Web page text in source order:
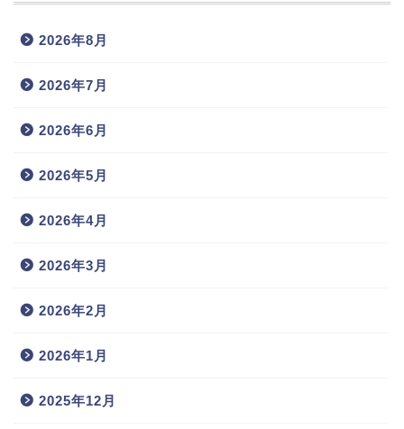
2026年8月
2026年7月
2026年6月
2026年5月
2026年4月
2026年3月
2026年2月
2026年1月
2025年12月